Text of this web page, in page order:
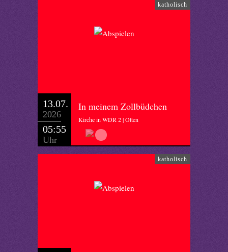
katholisch
13.07.
2026
05:55
Uhr
In meinem Zollbüdchen
Kirche in WDR 2 | Otten
katholisch